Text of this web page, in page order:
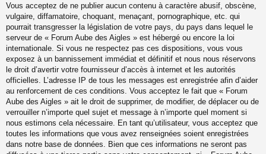
Vous acceptez de ne publier aucun contenu à caractère abusif, obscène,
vulgaire, diffamatoire, choquant, menaçant, pornographique, etc. qui
pourrait transgresser la législation de votre pays, du pays dans lequel le
serveur de « Forum Aube des Aigles » est hébergé ou encore la loi
internationale. Si vous ne respectez pas ces dispositions, vous vous
exposez à un bannissement immédiat et définitif et nous nous réservons
le droit d’avertir votre fournisseur d’accès à internet et les autorités
officielles. L’adresse IP de tous les messages est enregistrée afin d’aider
au renforcement de ces conditions. Vous acceptez le fait que « Forum
Aube des Aigles » ait le droit de supprimer, de modifier, de déplacer ou de
verrouiller n’importe quel sujet et message à n’importe quel moment si
nous estimons cela nécessaire. En tant qu’utilisateur, vous acceptez que
toutes les informations que vous avez renseignées soient enregistrées
dans notre base de données. Bien que ces informations ne seront pas